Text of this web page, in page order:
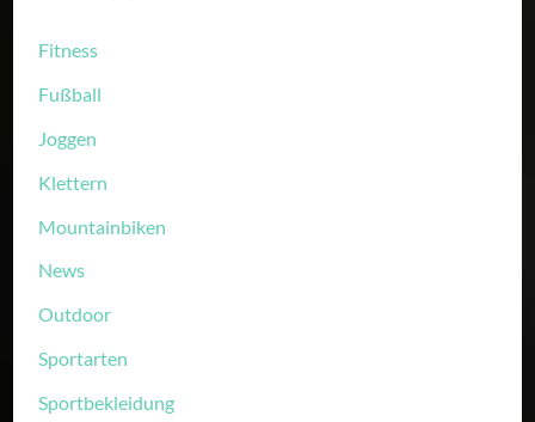
Fitness
Fußball
Joggen
Klettern
Mountainbiken
News
Outdoor
Sportarten
Sportbekleidung